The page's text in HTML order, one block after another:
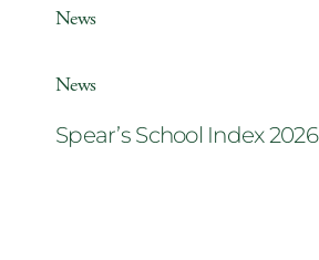
News
News
Spear’s School Index 2026